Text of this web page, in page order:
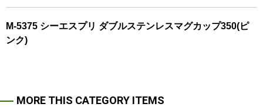
M-5375 シーエスプリ ダブルステンレスマグカップ350(ピ
ンク)
MORE THIS CATEGORY ITEMS